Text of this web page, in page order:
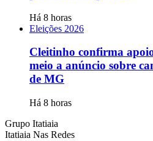
Há 8 horas
Eleições 2026
Cleitinho confirma
meio a anúncio sobre
de MG
Há 8 horas
Grupo Itatiaia
Itatiaia Nas Redes